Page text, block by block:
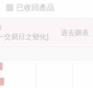
已收回產品
交易日之變化]
過去圖表